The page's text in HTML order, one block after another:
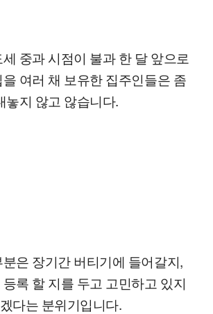
중과 시점이 불과 한 달 앞으로
여러 채 보유한 집주인들은 좀
놓지 않고 않습니다.
은 장기간 버티기에 들어갈지,
록 할 지를 두고 고민하고 있지
다는 분위기입니다.